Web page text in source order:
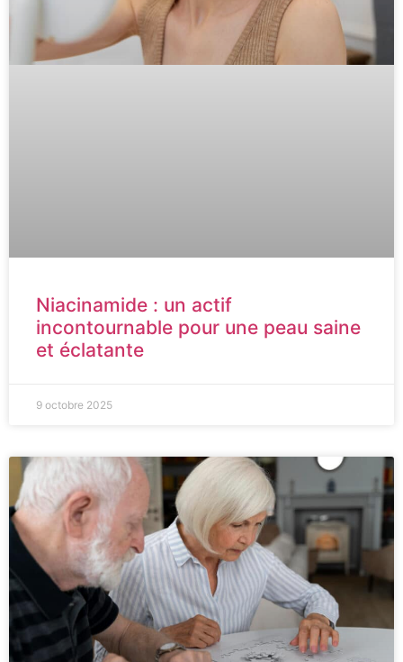
Niacinamide : un actif
incontournable pour une peau saine
et éclatante
9 octobre 2025